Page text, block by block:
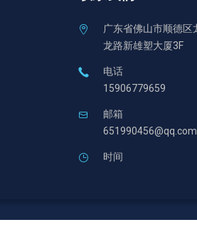
广东省佛山市顺德区
龙路新雄塑大厦3F
电话
15906779659
邮箱
651990456@qq.com
时间